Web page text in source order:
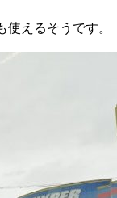
えるそうです。